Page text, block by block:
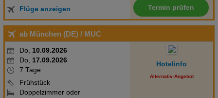
Flüge anzeigen
Termin prüfen
ab München (DE) / MUC
Do, 10.09.2026
Do, 17.09.2026
7 Tage
Frühstück
Doppelzimmer oder
Hotelinfo
Alternativ-Angebot